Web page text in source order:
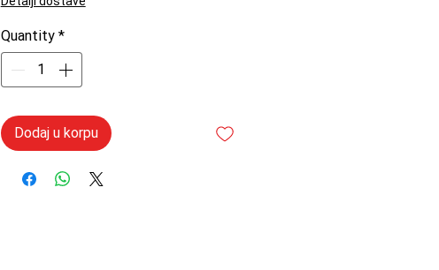
Quantity *
Dodaj u korpu